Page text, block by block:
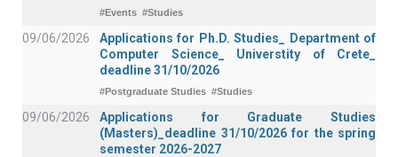
#Events #Studies
09/06/2026
Applications for Ph.D. Studies_ Department of
Computer Science_ Universtity of Crete_
deadline 31/10/2026
#Postgraduate Studies #Studies
09/06/2026
Applications for Graduate Studies
(Masters)_deadline 31/10/2026 for the spring
semester 2026-2027